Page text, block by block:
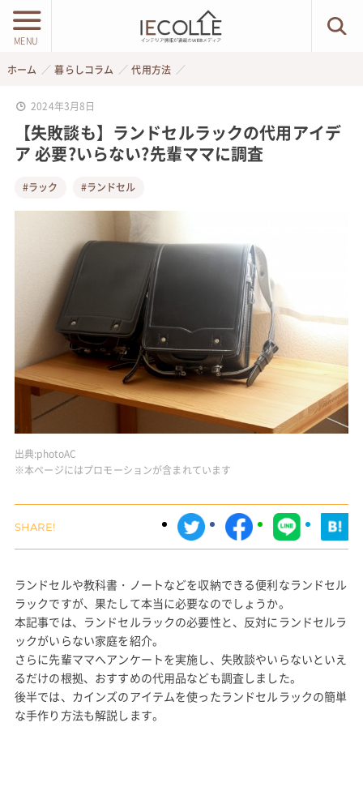
MENU
ホーム 暮らしコラム 代用方法
2024年3月8日
【失敗談も】ランドセルラックの代用アイデ
ア 必要?いらない?先輩ママに調査
#ラック #ランドセル
出典:photoAC
※本ページにはプロモーションが含まれています
ランドセルや教科書・ノートなどを収納できる便利なランドセル
ラックですが、果たして本当に必要なのでしょうか。
本記事では、ランドセルラックの必要性と、反対にランドセルラ
ックがいらない家庭を紹介。
さらに先輩ママへアンケートを実施し、失敗談やいらないといえ
るだけの根拠、おすすめの代用品なども調査しました。
後半では、カインズのアイテムを使ったランドセルラックの簡単
な手作り方法も解説します。